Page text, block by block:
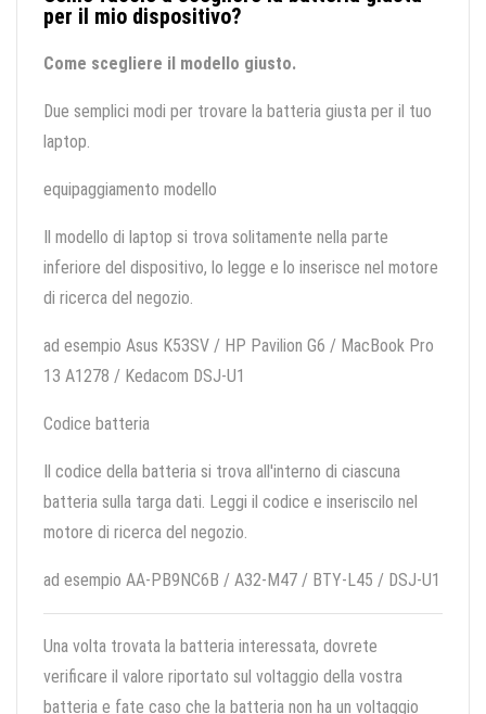
per il mio dispositivo?
Come scegliere il modello giusto.
Due semplici modi per trovare la batteria giusta per il tuo
laptop.
equipaggiamento modello
Il modello di laptop si trova solitamente nella parte
inferiore del dispositivo, lo legge e lo inserisce nel motore
di ricerca del negozio.
ad esempio Asus K53SV / HP Pavilion G6 / MacBook Pro
13 A1278 / Kedacom DSJ-U1
Codice batteria
Il codice della batteria si trova all'interno di ciascuna
batteria sulla targa dati. Leggi il codice e inseriscilo nel
motore di ricerca del negozio.
ad esempio AA-PB9NC6B / A32-M47 / BTY-L45 / DSJ-U1
Una volta trovata la batteria interessata, dovrete
verificare il valore riportato sul voltaggio della vostra
batteria e fate caso che la batteria non ha un voltaggio